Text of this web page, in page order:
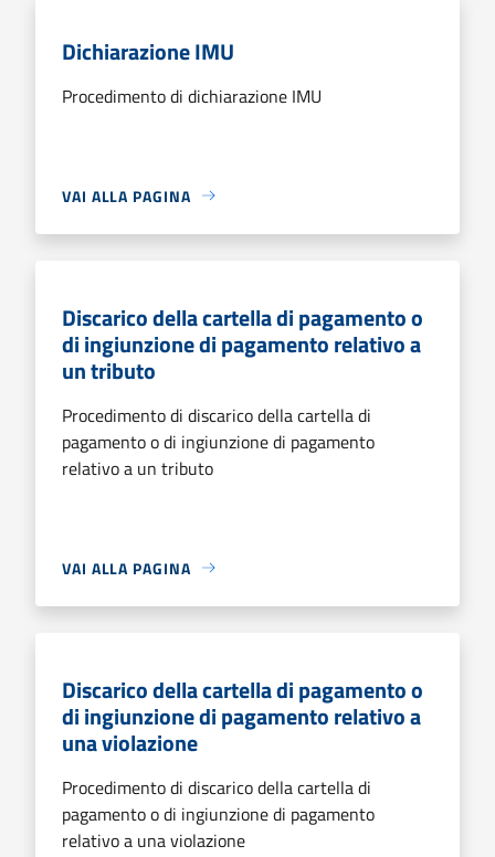
Dichiarazione IMU
Procedimento di dichiarazione IMU
VAI ALLA PAGINA
Discarico della cartella di pagamento o
di ingiunzione di pagamento relativo a
un tributo
Procedimento di discarico della cartella di
pagamento o di ingiunzione di pagamento
relativo a un tributo
VAI ALLA PAGINA
Discarico della cartella di pagamento o
di ingiunzione di pagamento relativo a
una violazione
Procedimento di discarico della cartella di
pagamento o di ingiunzione di pagamento
relativo a una violazione